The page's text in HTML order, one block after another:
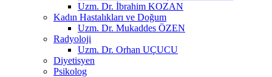
Uzm. Dr. İbrahim KOZAN
Kadın Hastalıkları ve Doğum
Uzm. Dr. Mukaddes ÖZEN
Radyoloji
Uzm. Dr. Orhan UÇUCU
Diyetisyen
Psikolog